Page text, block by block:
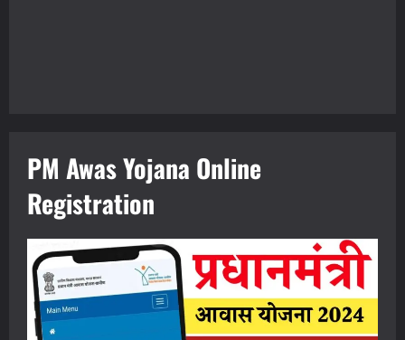
PM Awas Yojana Online
Registration